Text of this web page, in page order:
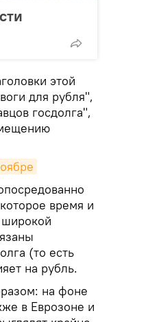
этой
для рубля",
госдолга",
время и
(то есть
на рубль.
на фоне
в Еврозоне и